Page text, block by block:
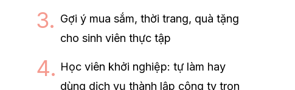
Gợi ý mua sắm, thời trang, quà tặng
cho sinh viên thực tập
Học viên khởi nghiệp: tự làm hay
dùng dịch vụ thành lập công ty trọn